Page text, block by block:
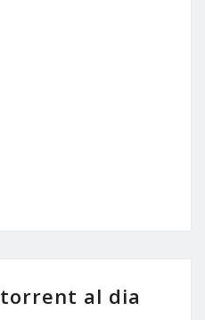
torrent al dia